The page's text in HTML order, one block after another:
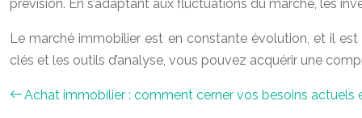
prévision. En s’adaptant aux fluctuations du marché, les
Le marché immobilier est en constante évolution, et il
clés et les outils d’analyse, vous pouvez acquérir une
Achat immobilier : comment cerner vos besoins actuels